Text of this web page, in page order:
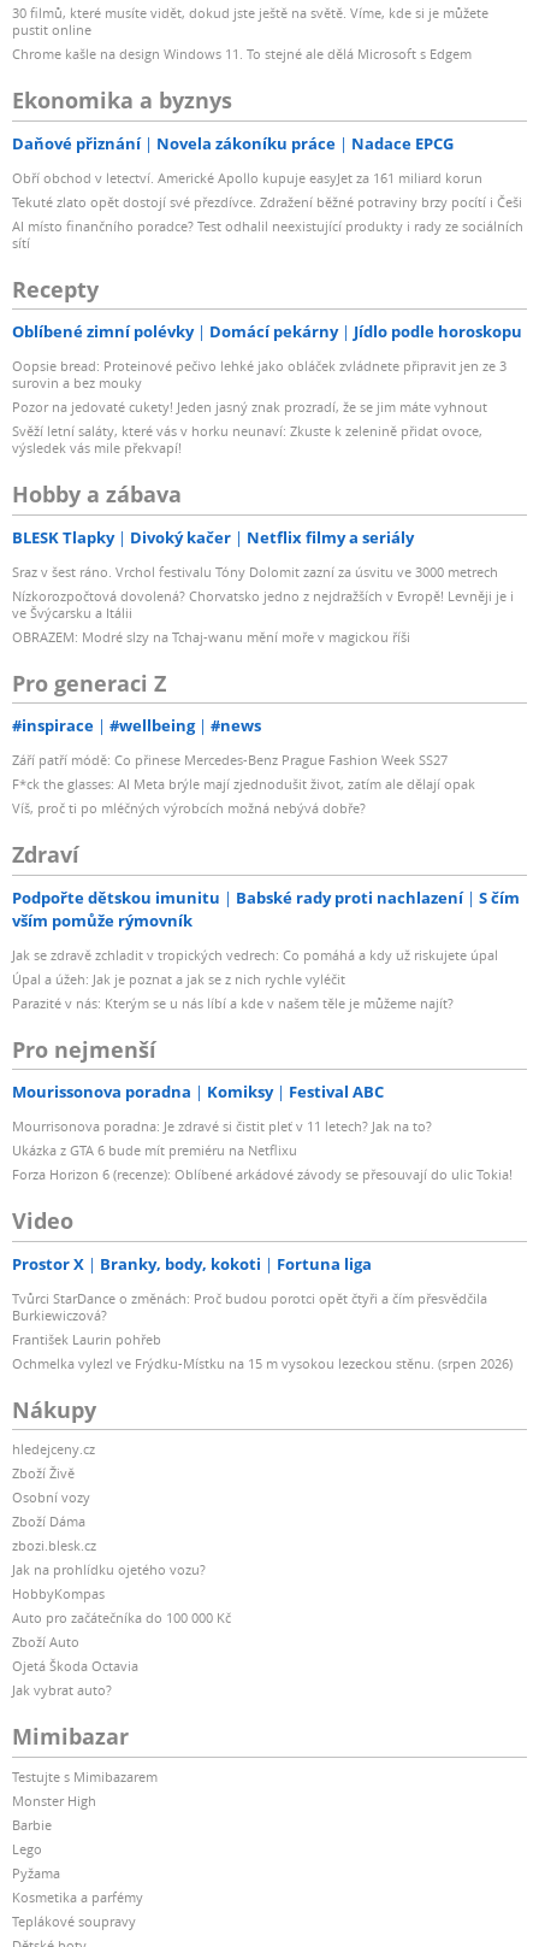
30 filmů, které musíte vidět, dokud jste ještě na světě. Víme, kde si je můžete
pustit online
Chrome kašle na design Windows 11. To stejné ale dělá Microsoft s Edgem
Ekonomika a byznys
Daňové přiznání Novela zákoníku práce Nadace EPCG
Obří obchod v letectví. Americké Apollo kupuje easyJet za 161 miliard korun
Tekuté zlato opět dostojí své přezdívce. Zdražení běžné potraviny brzy pocítí i Češi
AI místo finančního poradce? Test odhalil neexistující produkty i rady ze sociálních
sítí
Recepty
Oblíbené zimní polévky Domácí pekárny Jídlo podle horoskopu
Oopsie bread: Proteinové pečivo lehké jako obláček zvládnete připravit jen ze 3
surovin a bez mouky
Pozor na jedovaté cukety! Jeden jasný znak prozradí, že se jim máte vyhnout
Svěží letní saláty, které vás v horku neunaví: Zkuste k zelenině přidat ovoce,
výsledek vás mile překvapí!
Hobby a zábava
BLESK Tlapky Divoký kačer Netflix filmy a seriály
Sraz v šest ráno. Vrchol festivalu Tóny Dolomit zazní za úsvitu ve 3000 metrech
Nízkorozpočtová dovolená? Chorvatsko jedno z nejdražších v Evropě! Levněji je i
ve Švýcarsku a Itálii
OBRAZEM: Modré slzy na Tchaj-wanu mění moře v magickou říši
Pro generaci Z
#inspirace #wellbeing #news
Září patří módě: Co přinese Mercedes-Benz Prague Fashion Week SS27
F*ck the glasses: AI Meta brýle mají zjednodušit život, zatím ale dělají opak
Víš, proč ti po mléčných výrobcích možná nebývá dobře?
Zdraví
Podpořte dětskou imunitu Babské rady proti nachlazení
S čím
vším pomůže rýmovník
Jak se zdravě zchladit v tropických vedrech: Co pomáhá a kdy už riskujete úpal
Úpal a úžeh: Jak je poznat a jak se z nich rychle vyléčit
Parazité v nás: Kterým se u nás líbí a kde v našem těle je můžeme najít?
Pro nejmenší
Mourissonova poradna Komiksy Festival ABC
Mourrisonova poradna: Je zdravé si čistit pleť v 11 letech? Jak na to?
Ukázka z GTA 6 bude mít premiéru na Netflixu
Forza Horizon 6 (recenze): Oblíbené arkádové závody se přesouvají do ulic Tokia!
Video
Prostor X Branky, body, kokoti Fortuna liga
Tvůrci StarDance o změnách: Proč budou porotci opět čtyři a čím přesvědčila
Burkiewiczová?
František Laurin pohřeb
Ochmelka vylezl ve Frýdku-Místku na 15 m vysokou lezeckou stěnu. (srpen 2026)
Nákupy
hledejceny.cz
Zboží Živě
Osobní vozy
Zboží Dáma
zbozi.blesk.cz
Jak na prohlídku ojetého vozu?
HobbyKompas
Auto pro začátečníka do 100 000 Kč
Zboží Auto
Ojetá Škoda Octavia
Jak vybrat auto?
Mimibazar
Testujte s Mimibazarem
Monster High
Barbie
Lego
Pyžama
Kosmetika a parfémy
Teplákové soupravy